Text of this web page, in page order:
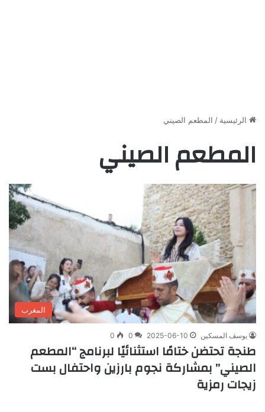
الرئيسية / المطعم الصيني
المطعم الصيني
المغرب
يوسف المسكين 2025-06-10
0
0
طنجة تحتضن ختامًا استثنائيًا لبرنامج “المطعم
الصيني” بمشاركة نجوم بارزين واحتفال بست
زيجات رمزية